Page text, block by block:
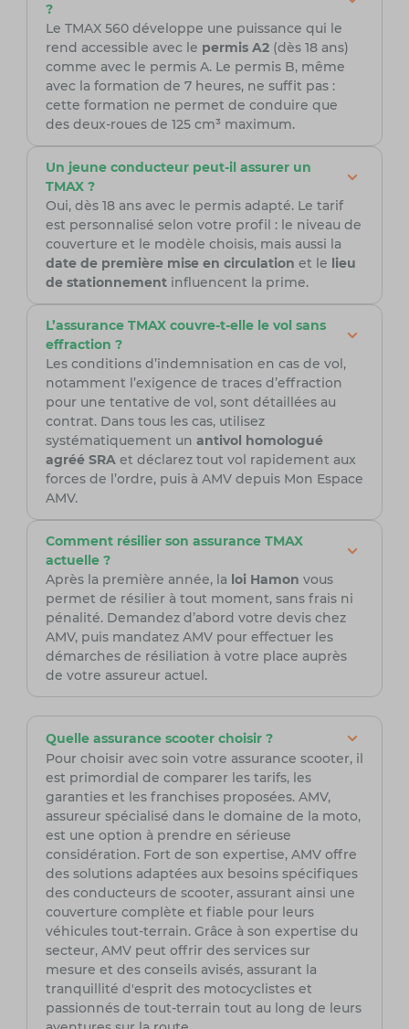
?
Le TMAX 560 développe une puissance qui le
rend accessible avec le permis A2(dès 18 ans)
comme avec le permis A. Le permis B, même
avec la formation de 7 heures, ne suffit pas :
cette formation ne permet de conduire que
des deux-roues de 125 cm³ maximum.
Un jeune conducteur peut-il assurer un
TMAX ?
Oui, dès 18 ans avec le permis adapté. Le tarif
est personnalisé selon votre profil : le niveau de
couverture et le modèle choisis, mais aussi la
date de première mise en circulation et le lieu
de stationnementinfluencent la prime.
L’assurance TMAX couvre-t-elle le vol sans
effraction ?
Les conditions d’indemnisation en cas de vol,
notamment l’exigence de traces d’effraction
pour une tentative de vol, sont détaillées au
contrat. Dans tous les cas, utilisez
systématiquement un antivol homologué
agréé SRAet déclarez tout vol rapidement aux
forces de l’ordre, puis à AMV depuis Mon Espace
AMV.
Comment résilier son assurance TMAX
actuelle ?
Après la première année, la loi Hamon vous
permet de résilier à tout moment, sans frais ni
pénalité. Demandez d’abord votre devis chez
AMV, puis mandatez AMV pour effectuer les
démarches de résiliation à votre place auprès
de votre assureur actuel.
Quelle assurance scooter choisir ?
Pour choisir avec soin votre assurance scooter, il
est primordial de comparer les tarifs, les
garanties et les franchises proposées. AMV,
assureur spécialisé dans le domaine de la moto,
est une option à prendre en sérieuse
considération. Fort de son expertise, AMV offre
des solutions adaptées aux besoins spécifiques
des conducteurs de scooter, assurant ainsi une
couverture complète et fiable pour leurs
véhicules tout-terrain. Grâce à son expertise du
secteur, AMV peut offrir des services sur
mesure et des conseils avisés, assurant la
tranquillité d'esprit des motocyclistes et
passionnés de tout-terrain tout au long de leurs